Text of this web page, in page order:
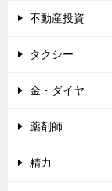
不動産投資
タクシー
金・ダイヤ
薬剤師
精力